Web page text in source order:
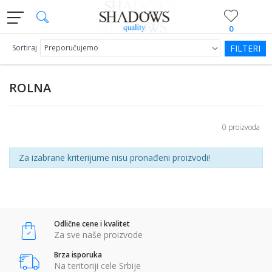
0
ROLNA
Sortiraj FILTERI
0 proizvoda
Za izabrane kriterijume nisu pronađeni proizvodi!
Odlične cene i kvalitet
Za sve naše proizvode
Brza isporuka
Na teritoriji cele Srbije